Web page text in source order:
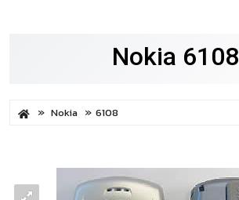
Nokia 6108
Nokia 6108